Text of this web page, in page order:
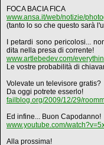
FOCA BACIA FICA
www.ansa.it/web/notizie/
(tanto lo so che questo sarà
I petardi sono pericolosi...
dita nella presa di corrente!
www.artlebedev.com/
Le vostre probabilità di
Volevate un televisore gratis?
Da oggi potrete esserlo!
failblog.org/2009/12/29/
Ed infine... Buon Capodanno!
www.youtube.com/
Alla prossima!